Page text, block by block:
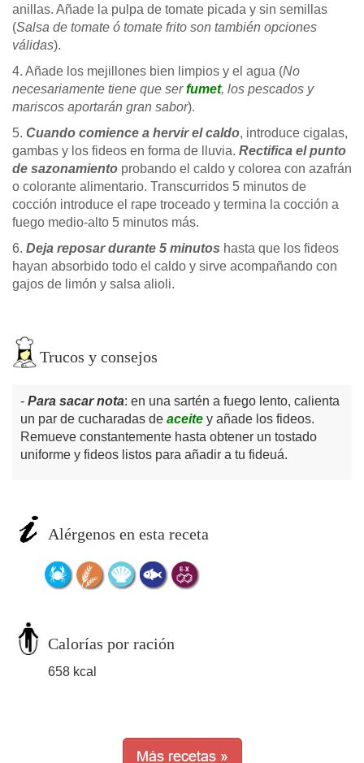
anillas. Añade la pulpa de tomate picada y sin semillas
(Salsa de tomate ó tomate frito son también opciones
válidas).
4. Añade los mejillones bien limpios y el agua (No
necesariamente tiene que serfumet, los pescados y
mariscos aportarán gran sabor).
5. Cuando comience a hervir el caldo, introduce cigalas,
gambas y los fideos en forma de lluvia. Rectifica el punto
de sazonamiento probando el caldo y colorea con azafrán
o colorante alimentario. Transcurridos 5 minutos de
cocción introduce el rape troceado y termina la cocción a
fuego medio-alto 5 minutos más.
6. Deja reposar durante 5 minutos hasta que los fideos
hayan absorbido todo el caldo y sirve acompañando con
gajos de limón y salsa alioli.
Trucos y consejos
Para sacar nota: en una sartén a fuego lento, calienta
un par de cucharadas de aceite y añade los fideos.
Remueve constantemente hasta obtener un tostado
uniforme y fideos listos para añadir a tu fideuá.
Alérgenos en esta receta
Calorías por ración
658 kcal